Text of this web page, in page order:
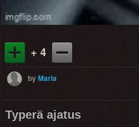
+ 4
byMaria
Typerä ajatus